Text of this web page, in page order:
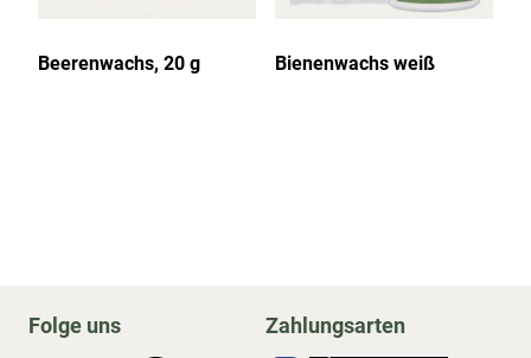
Beerenwachs, 20 g Bienenwachs weiß
Folge uns Zahlungsarten